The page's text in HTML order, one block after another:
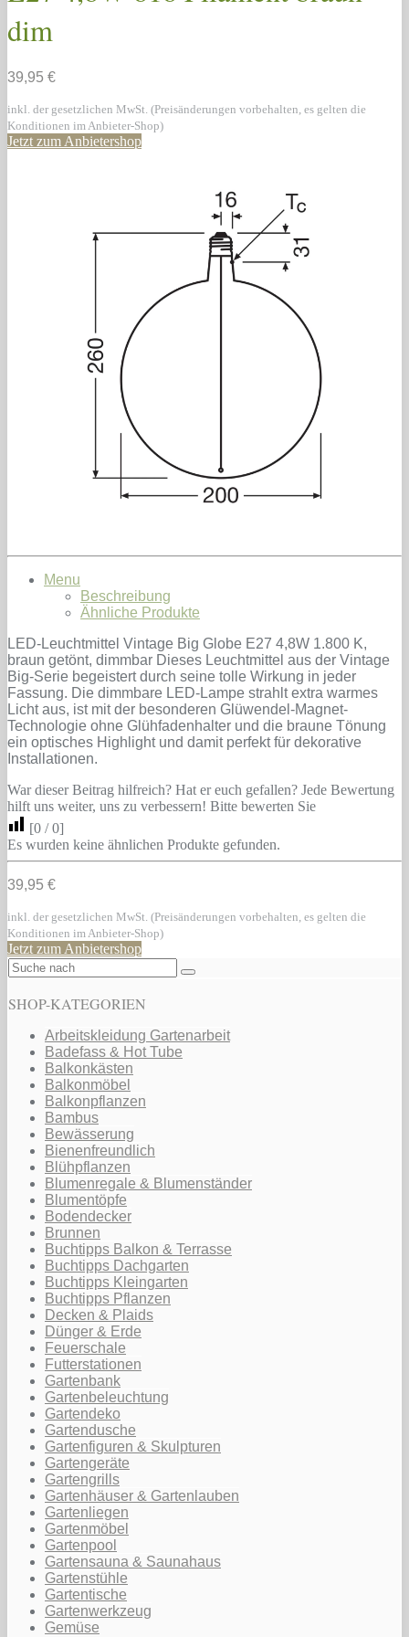
dim
39,95 €
inkl. der gesetzlichen MwSt. (Preisänderungen vorbehalten, es gelten die
Konditionen im Anbieter-Shop)
Jetzt zum Anbietershop
Menu
Beschreibung
Ähnliche Produkte
LED-Leuchtmittel Vintage Big Globe E27 4,8W 1.800 K,
braun getönt, dimmbar Dieses Leuchtmittel aus der Vintage
Big-Serie begeistert durch seine tolle Wirkung in jeder
Fassung. Die dimmbare LED-Lampe strahlt extra warmes
Licht aus, ist mit der besonderen Glüwendel-Magnet-
Technologie ohne Glühfadenhalter und die braune Tönung
ein optisches Highlight und damit perfekt für dekorative
Installationen.
War dieser Beitrag hilfreich? Hat er euch gefallen? Jede Bewertung
hilft uns weiter, uns zu verbessern! Bitte bewerten Sie
[0 /0]
Es wurden keine ähnlichen Produkte gefunden.
39,95 €
inkl. der gesetzlichen MwSt. (Preisänderungen vorbehalten, es gelten die
Konditionen im Anbieter-Shop)
Jetzt zum Anbietershop
SHOP-KATEGORIEN
Arbeitskleidung Gartenarbeit
Badefass & Hot Tube
Balkonkästen
Balkonmöbel
Balkonpflanzen
Bambus
Bewässerung
Bienenfreundlich
Blühpflanzen
Blumenregale & Blumenständer
Blumentöpfe
Bodendecker
Brunnen
Buchtipps Balkon & Terrasse
Buchtipps Dachgarten
Buchtipps Kleingarten
Buchtipps Pflanzen
Decken & Plaids
Dünger & Erde
Feuerschale
Futterstationen
Gartenbank
Gartenbeleuchtung
Gartendeko
Gartendusche
Gartenfiguren & Skulpturen
Gartengeräte
Gartengrills
Gartenhäuser & Gartenlauben
Gartenliegen
Gartenmöbel
Gartenpool
Gartensauna & Saunahaus
Gartenstühle
Gartentische
Gartenwerkzeug
Gemüse